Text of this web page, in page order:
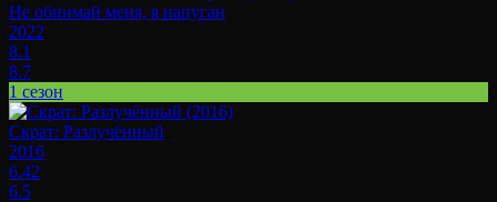
Не обнимай меня, я напуган
2022
8.1
8.7
1 сезон
Скрат: Разлучённый
2016
6.42
6.5